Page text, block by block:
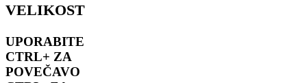
VELIKOST
UPORABITE
CTRL+ ZA
POVEČAVO